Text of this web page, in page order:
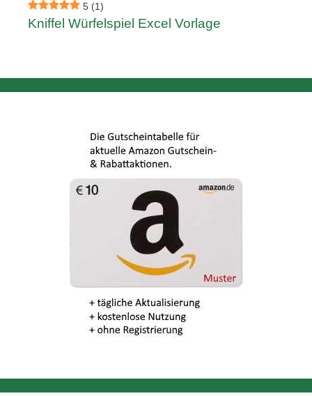
5 (1)
Kniffel Würfelspiel Excel Vorlage